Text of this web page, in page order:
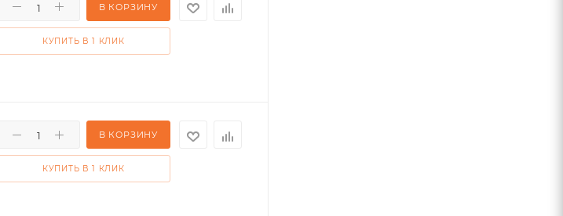
В КОРЗИНУ
КУПИТЬ В 1 КЛИК
В КОРЗИНУ
КУПИТЬ В 1 КЛИК